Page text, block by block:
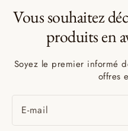
Vous souhaitez
produits en
Soyez le premier informé
offres
E-mail